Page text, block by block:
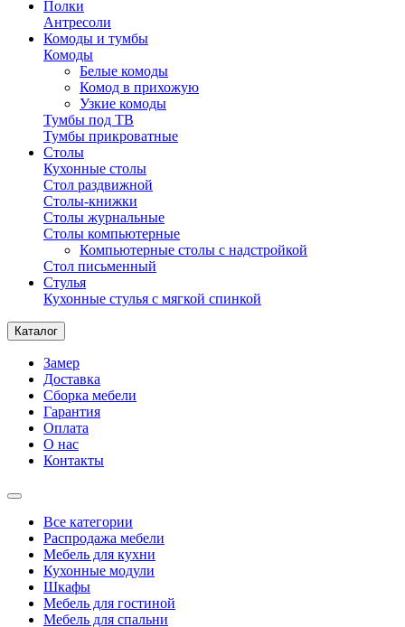
Полки
Антресоли
Комоды и тумбы
Комоды
Белые комоды
Комод в прихожую
Узкие комоды
Тумбы под ТВ
Тумбы прикроватные
Столы
Кухонные столы
Стол раздвижной
Столы-книжки
Столы журнальные
Столы компьютерные
Компьютерные столы с надстройкой
Стол письменный
Стулья
Кухонные стулья с мягкой спинкой
Каталог
Замер
Доставка
Сборка мебели
Гарантия
Оплата
О нас
Контакты
Все категории
Распродажа мебели
Мебель для кухни
Кухонные модули
Шкафы
Мебель для гостиной
Мебель для спальни